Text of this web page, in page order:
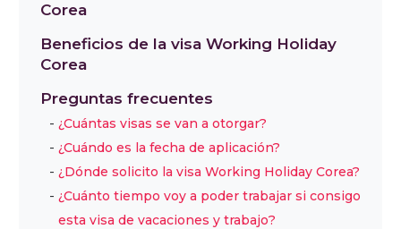
españoles de 18 a 30 años vivir y trabajar en
Corea del Sur durante un año. Es gratuita y
requiere pasaporte español válido, certificado
vuelta, saldo bancario de al menos USD 3000
o EUR 4000, seguro médico integral por EUR
y plan de viaje detallado. Ofrece beneficios
como residir por 12 meses, trabajar hasta 25
Corea
Beneficios de la visa Working Holiday
Corea
Preguntas frecuentes
¿Cuántas visas se van a otorgar?
¿Cuándo es la fecha de aplicación?
¿Dónde solicito la visa Working Holiday Corea?
¿Cuánto tiempo voy a poder trabajar si consigo
esta visa de vacaciones y trabajo?